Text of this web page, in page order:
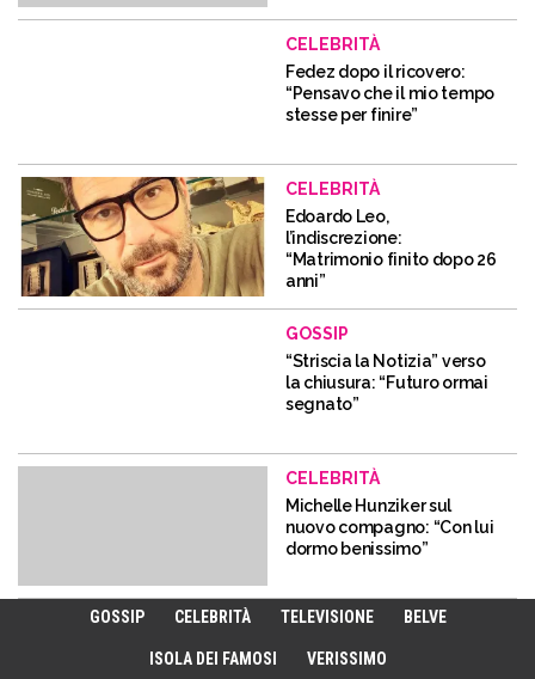
CELEBRITÀ
Fedez dopo il ricovero:
“Pensavo che il mio tempo
stesse per finire”
CELEBRITÀ
Edoardo Leo,
l’indiscrezione:
“Matrimonio finito dopo 26
anni”
GOSSIP
“Striscia la Notizia” verso
la chiusura: “Futuro ormai
segnato”
CELEBRITÀ
Michelle Hunziker sul
nuovo compagno: “Con lui
dormo benissimo”
GOSSIP CELEBRITÀ TELEVISIONE BELVE
ISOLA DEI FAMOSI VERISSIMO